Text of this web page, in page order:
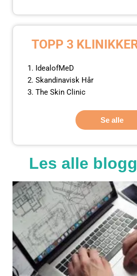
TOPP 3
IdealofMeD
Skandinavisk Hår
The Skin Clinic
Se alle
Les alle